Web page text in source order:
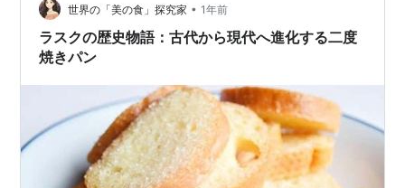
世界の「美の食」探究家 • 1年前
ラスクの歴史物語：古代から現代へ進化する二度
焼きパン